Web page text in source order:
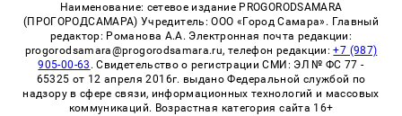
Наименование: сетевое издание PROGORODSAMARA
(ПРОГОРОДСАМАРА) Учредитель: ООО «Город Самара». Главный
редактор: Романова А.А. Электронная почта редакции:
progorodsamara@progorodsamara.ru, телефон редакции:+7 (987)
905-00-63 . Свидетельство о регистрации СМИ: ЭЛ № ФС 77 -
65325 от 12 апреля 2016г. выдано Федеральной службой по
надзору в сфере связи, информационных технологий и массовых
коммуникаций. Возрастная категория сайта 16+